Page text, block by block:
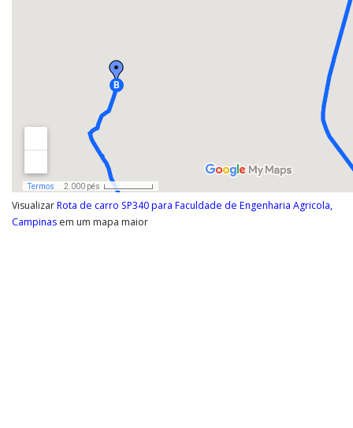
VisualizarRota de carro SP340 para Faculdade de Engenharia Agricola,
Campinas em um mapa maior